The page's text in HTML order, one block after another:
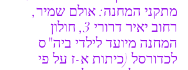
מתקני המחנה: אולם שמיר,
רחוב יאיר דרורי 3, חולון
המחנה מיועד לילדי ביה"ס
לכדורסל (כיתות א-ז על פי